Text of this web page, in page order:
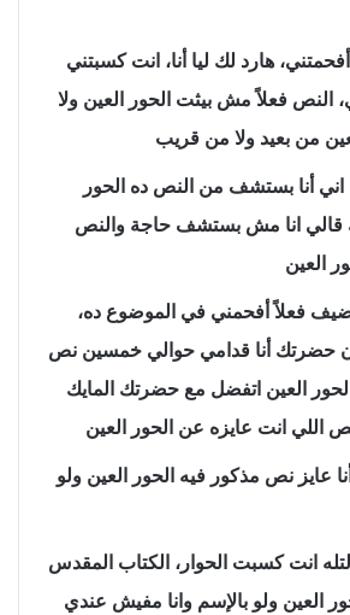
هارد لك ليا أنا، انت كسبتني
النص فعلاً مش بيثت الحور العين ولا
من بعيد ولا من قريب
اني أنا بستشف من النص ده الحور
قالي انا مش بستشف حاجة والنص
العين
فعلاً أفحمني في الموضوع ده،
حضرتك أنا قدامي حوالي خمسين نص
الحور العين اتفضل مع حضرتك المايك
اللي انت عايزه عن الحور العين
عايز نص مذكور فيه الحور العين ولو
انت كسبت الحوار، الكتاب المقدس
العين ولو بالإسم وانا مفيش عندي